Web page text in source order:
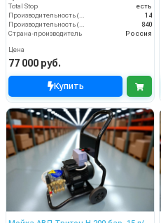
Total Stop
есть
Производительность (л/мин)
14
Производительность (л/ч)
840
Страна-производитель
Россия
Цена
77 000 руб.
Купить